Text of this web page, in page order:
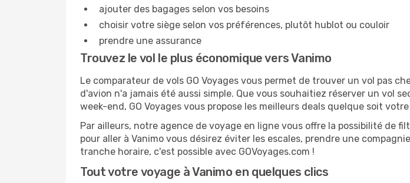
ajouter des bagages selon vos besoins
choisir votre siège selon vos préférences, plutôt hublot ou couloir
prendre une assurance
Trouvez le vol le plus économique vers Vanimo
Le comparateur de vols GO Voyages vous permet de trouver un vol pas
d'avion n'a jamais été aussi simple. Que vous souhaitiez réserver un vol
week-end, GO Voyages vous propose les meilleurs deals quelque soit
Par ailleurs, notre agence de voyage en ligne vous offre la possibilité de
pour aller à Vanimo vous désirez éviter les escales, prendre une
tranche horaire, c'est possible avec GOVoyages.com !
Tout votre voyage à Vanimo en quelques clics